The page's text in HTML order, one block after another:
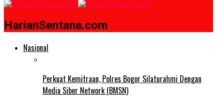
HarianSentana.com
Nasional
Perkuat Kemitraan, Polres Bogor Silaturahmi Dengan
Media Siber Network (BMSN)